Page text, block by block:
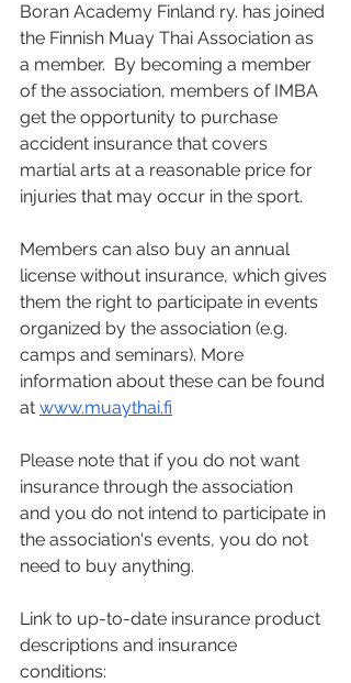
Boran Academy Finland ry. has joined
the Finnish Muay Thai Association as
a member.  By becoming a member
of the association, members of IMBA
get the opportunity to purchase
accident insurance that covers
martial arts at a reasonable price for
injuries that may occur in the sport.
Members can also buy an annual
license without insurance, which gives
them the right to participate in events
organized by the association (e.g.
camps and seminars). More
information about these can be found
at www.muaythai.fi
Please note that if you do not want
insurance through the association
and you do not intend to participate in
the association's events, you do not
need to buy anything.
Link to up-to-date insurance product
descriptions and insurance
conditions: